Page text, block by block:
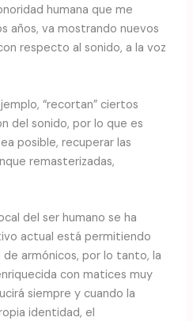
humana que me
años, va mostrando nuevos
respecto al sonido, a la voz
“recortan” ciertos
del sonido, por lo que es
posible, recuperar las
remasterizadas,
del ser humano se ha
actual está permitiendo
armónicos, por lo tanto, la
con matices muy
siempre y cuando la
identidad, el